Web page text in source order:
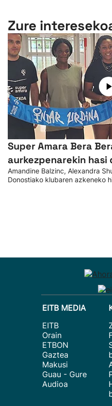
Zure
Super Amara Bera
aurkezpenarekin
Amandine Balzinc, Alexandra
Donostiako klubaren azkeneko
EITB MEDIA
EITB
Orain
ETBON
Gaztea
Makusi
Guau - Gure
Audioa